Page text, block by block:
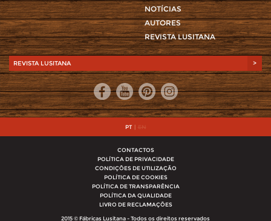
NOTÍCIAS
AUTORES
REVISTA LUSITANA
REVISTA LUSITANA >
PT | EN
CONTACTOS
POLÍTICA DE PRIVACIDADE
CONDIÇÕES DE UTILIZAÇÃO
POLÍTICA DE COOKIES
POLÍTICA DE TRANSPARÊNCIA
POLÍTICA DA QUALIDADE
LIVRO DE RECLAMAÇÕES
2015 © Fábricas Lusitana - Todos os direitos reservados